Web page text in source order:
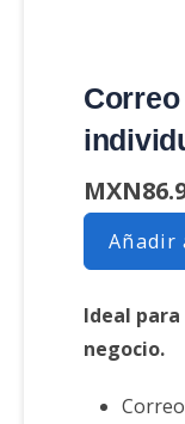
Añadir
Ideal
negocio.